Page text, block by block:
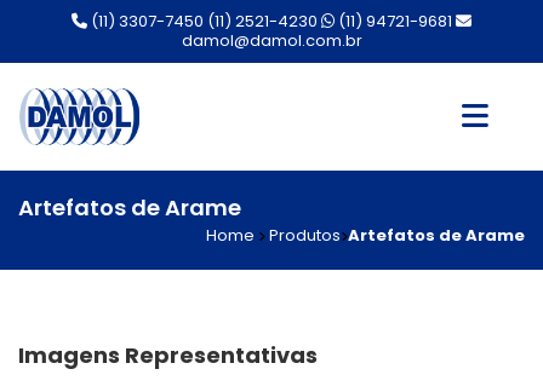
(11) 3307-7450 (11) 2521-4230
(11) 94721-9681
damol@damol.com.br
Artefatos de Arame
Home Produtos Artefatos de Arame
Imagens Representativas